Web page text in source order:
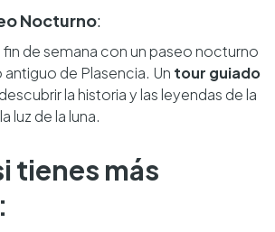
Nocturno:
de semana con un paseo nocturno
de Plasencia. Un tour guiado
la historia y las leyendas de la
luz de la luna.
tienes más